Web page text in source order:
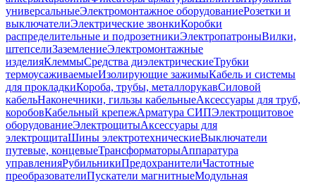
универсальныеЭлектромонтажное оборудованиеРозетки и
выключателиЭлектрические звонкиКоробки
распределительные и подрозетникиЭлектропатроныВилки,
штепселиЗаземлениеЭлектромонтажные
изделияКлеммыСредства диэлектрическиеТрубки
термоусаживаемыеИзолирующие зажимыКабель и системы
для прокладкиКороба, трубы, металлорукавСиловой
кабельНаконечники, гильзы кабельныеАксессуары для труб,
коробовКабельный крепежАрматура СИПЭлектрощитовое
оборудованиеЭлектрощитыАксессуары для
электрощитаШины электротехническиеВыключатели
путевые, концевыеТрансформаторыАппаратура
управленияРубильникиПредохранителиЧастотные
преобразователиПускатели магнитныеМодульная